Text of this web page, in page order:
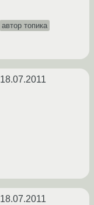
автор топика
18.07.2011
18.07.2011